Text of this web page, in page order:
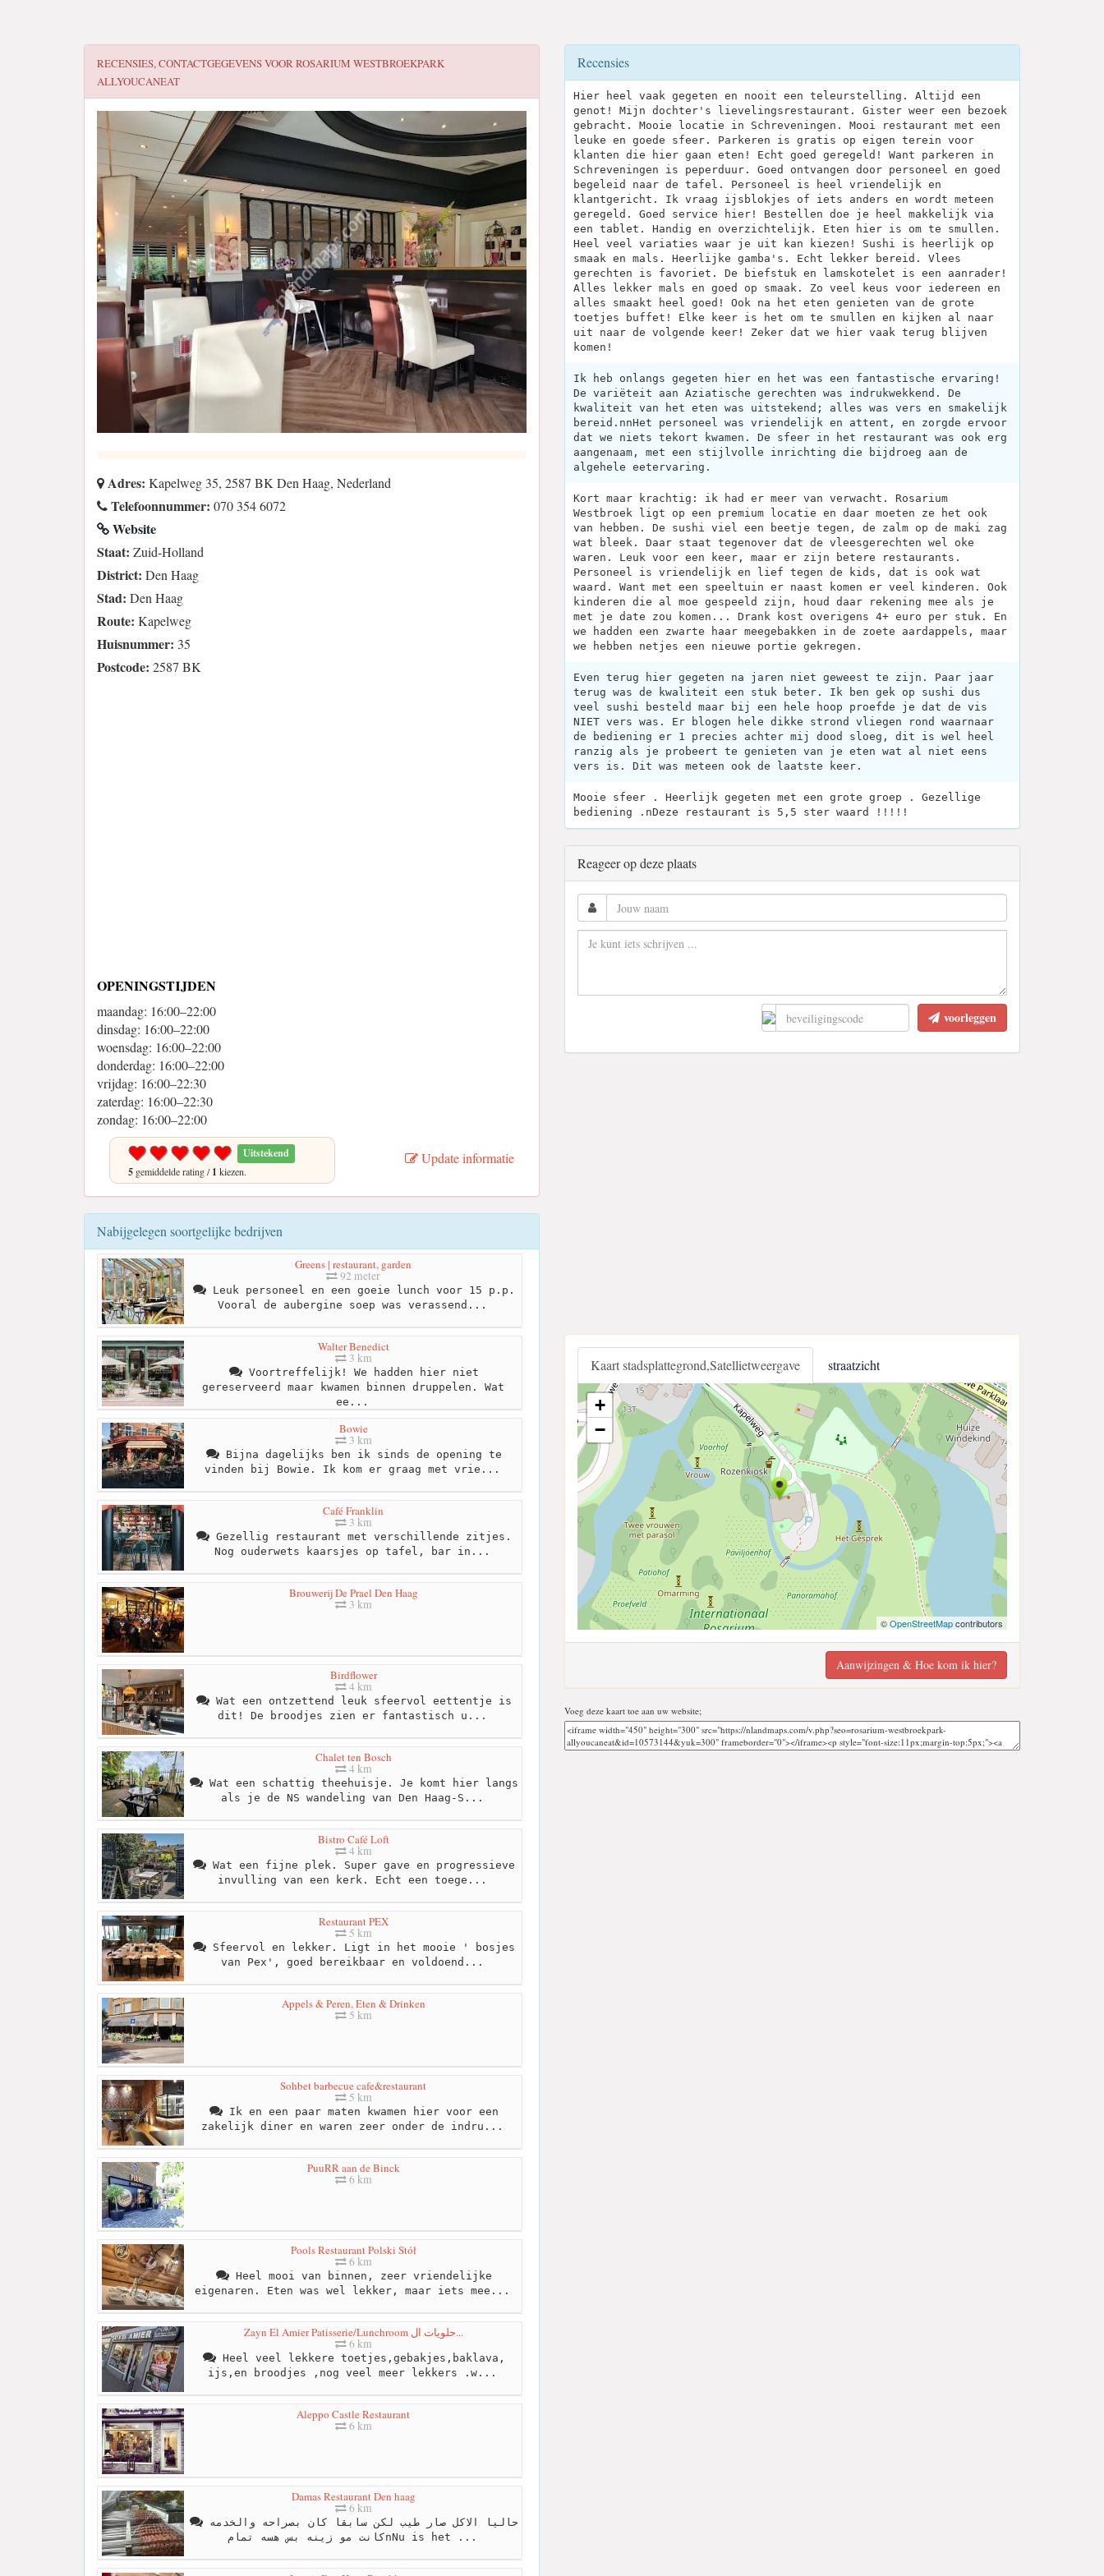
RECENSIES, CONTACTGEGEVENS VOORROSARIUM WESTBROEKPARK
ALLYOUCANEAT
Adres: Kapelweg 35, 2587 BK Den Haag, Nederland
Telefoonnummer: 070 354 6072
Website
Staat: Zuid-Holland
District: Den Haag
Stad: Den Haag
Route: Kapelweg
Huisnummer: 35
Postcode: 2587 BK
OPENINGSTIJDEN
maandag: 16:00–22:00
dinsdag: 16:00–22:00
woensdag: 16:00–22:00
donderdag: 16:00–22:00
vrijdag: 16:00–22:30
zaterdag: 16:00–22:30
zondag: 16:00–22:00
Uitstekend
5 gemiddelde rating /1 kiezen.
Update informatie
Nabijgelegen soortgelijke bedrijven
Greens | restaurant, garden
92 meter
Leuk personeel en een goeie lunch voor 15 p.p.
Vooral de aubergine soep was verassend...
Walter Benedict
3 km
Voortreffelijk! We hadden hier niet
gereserveerd maar kwamen binnen druppelen. Wat
ee...
Bowie
3 km
Bijna dagelijks ben ik sinds de opening te
vinden bij Bowie. Ik kom er graag met vrie...
Café Franklin
3 km
Gezellig restaurant met verschillende zitjes.
Nog ouderwets kaarsjes op tafel, bar in...
Brouwerij De Prael Den Haag
3 km
Birdflower
4 km
Wat een ontzettend leuk sfeervol eettentje is
dit! De broodjes zien er fantastisch u...
Chalet ten Bosch
4 km
Wat een schattig theehuisje. Je komt hier langs
als je de NS wandeling van Den Haag-S...
Bistro Café Loft
4 km
Wat een fijne plek. Super gave en progressieve
invulling van een kerk. Echt een toege...
Restaurant PEX
5 km
Sfeervol en lekker. Ligt in het mooie ' bosjes
van Pex', goed bereikbaar en voldoend...
Appels & Peren, Eten & Drinken
5 km
Sohbet barbecue cafe&restaurant
5 km
Ik en een paar maten kwamen hier voor een
zakelijk diner en waren zeer onder de indru...
PuuRR aan de Binck
6 km
Pools Restaurant Polski Stół
6 km
Heel mooi van binnen, zeer vriendelijke
eigenaren. Eten was wel lekker, maar iets mee...
Zayn El Amier Patisserie/Lunchroom حلويات ال...
6 km
Heel veel lekkere toetjes,gebakjes,baklava,
ijs,en broodjes ,nog veel meer lekkers .w...
Aleppo Castle Restaurant
6 km
Damas Restaurant Den haag
6 km
كانت مو زينه بس هسه تمامnNu is het ...
Recensies
Hier heel vaak gegeten en nooit een teleurstelling. Altijd een
genot! Mijn dochter's lievelingsrestaurant. Gister weer een bezoek
gebracht. Mooie locatie in Schreveningen. Mooi restaurant met een
leuke en goede sfeer. Parkeren is gratis op eigen terein voor
klanten die hier gaan eten! Echt goed geregeld! Want parkeren in
Schreveningen is peperduur. Goed ontvangen door personeel en goed
begeleid naar de tafel. Personeel is heel vriendelijk en
klantgericht. Ik vraag ijsblokjes of iets anders en wordt meteen
geregeld. Goed service hier! Bestellen doe je heel makkelijk via
een tablet. Handig en overzichtelijk. Eten hier is om te smullen.
Heel veel variaties waar je uit kan kiezen! Sushi is heerlijk op
smaak en mals. Heerlijke gamba's. Echt lekker bereid. Vlees
gerechten is favoriet. De biefstuk en lamskotelet is een aanrader!
Alles lekker mals en goed op smaak. Zo veel keus voor iedereen en
alles smaakt heel goed! Ook na het eten genieten van de grote
toetjes buffet! Elke keer is het om te smullen en kijken al naar
uit naar de volgende keer! Zeker dat we hier vaak terug blijven
komen!
Ik heb onlangs gegeten hier en het was een fantastische ervaring!
De variëteit aan Aziatische gerechten was indrukwekkend. De
kwaliteit van het eten was uitstekend; alles was vers en smakelijk
bereid.nnHet personeel was vriendelijk en attent, en zorgde ervoor
dat we niets tekort kwamen. De sfeer in het restaurant was ook erg
aangenaam, met een stijlvolle inrichting die bijdroeg aan de
algehele eetervaring.
Kort maar krachtig: ik had er meer van verwacht. Rosarium
Westbroek ligt op een premium locatie en daar moeten ze het ook
van hebben. De sushi viel een beetje tegen, de zalm op de maki zag
wat bleek. Daar staat tegenover dat de vleesgerechten wel oke
waren. Leuk voor een keer, maar er zijn betere restaurants.
Personeel is vriendelijk en lief tegen de kids, dat is ook wat
waard. Want met een speeltuin er naast komen er veel kinderen. Ook
kinderen die al moe gespeeld zijn, houd daar rekening mee als je
met je date zou komen... Drank kost overigens 4+ euro per stuk. En
we hadden een zwarte haar meegebakken in de zoete aardappels, maar
we hebben netjes een nieuwe portie gekregen.
Even terug hier gegeten na jaren niet geweest te zijn. Paar jaar
terug was de kwaliteit een stuk beter. Ik ben gek op sushi dus
veel sushi besteld maar bij een hele hoop proefde je dat de vis
NIET vers was. Er blogen hele dikke strond vliegen rond waarnaar
de bediening er 1 precies achter mij dood sloeg, dit is wel heel
ranzig als je probeert te genieten van je eten wat al niet eens
vers is. Dit was meteen ook de laatste keer.
Mooie sfeer . Heerlijk gegeten met een grote groep . Gezellige
bediening .nDeze restaurant is 5,5 ster waard !!!!!
Reageer op deze plaats
voorleggen
Kaart stadsplattegrond,Satellietweergave straatzicht
+
−
©OpenStreetMapcontributors
Aanwijzingen & Hoe kom ik hier?
Voeg deze kaart toe aan uw website;